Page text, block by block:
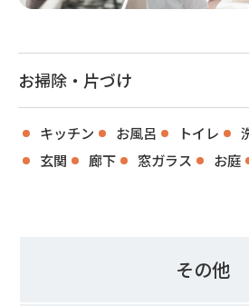
お掃除・片づけ
キッチン お風呂 トイレ
玄関
廊下 窓ガラス お庭
その他